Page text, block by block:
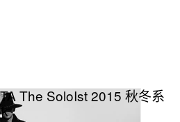
The SoloIst 2015 秋冬系